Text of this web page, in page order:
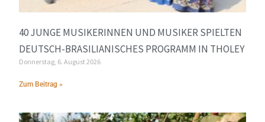
40 JUNGE MUSIKERINNEN UND MUSIKER SPIELTEN
DEUTSCH-BRASILIANISCHES PROGRAMM IN THOLEY
Donnerstag, 6. August 2026
Zum Beitrag »